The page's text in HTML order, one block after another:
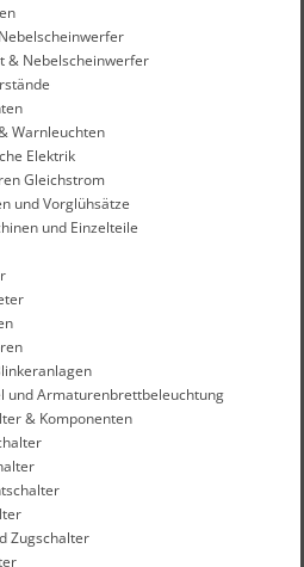
& Nebelscheinwerfer
Warnleuchten
Elektrik
Gleichstrom
und Vorglühsätze
und Einzelteile
und Armaturenbrettbeleuchtung
& Komponenten
Zugschalter